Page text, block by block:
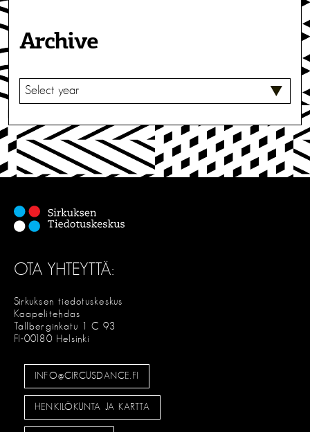
k
e
l
i
e
n
s
e
a
u
s
Archive
V
I
T
S
E
OTA YHTEYTTÄ:
Sirkuksen tiedotuskeskus
Kaapelitehdas
Tallberginkatu 1 C 93
FI-00180 Helsinki
INFO@CIRCUSDANCE.FI
HENKILÖKUNTA JA KARTTA